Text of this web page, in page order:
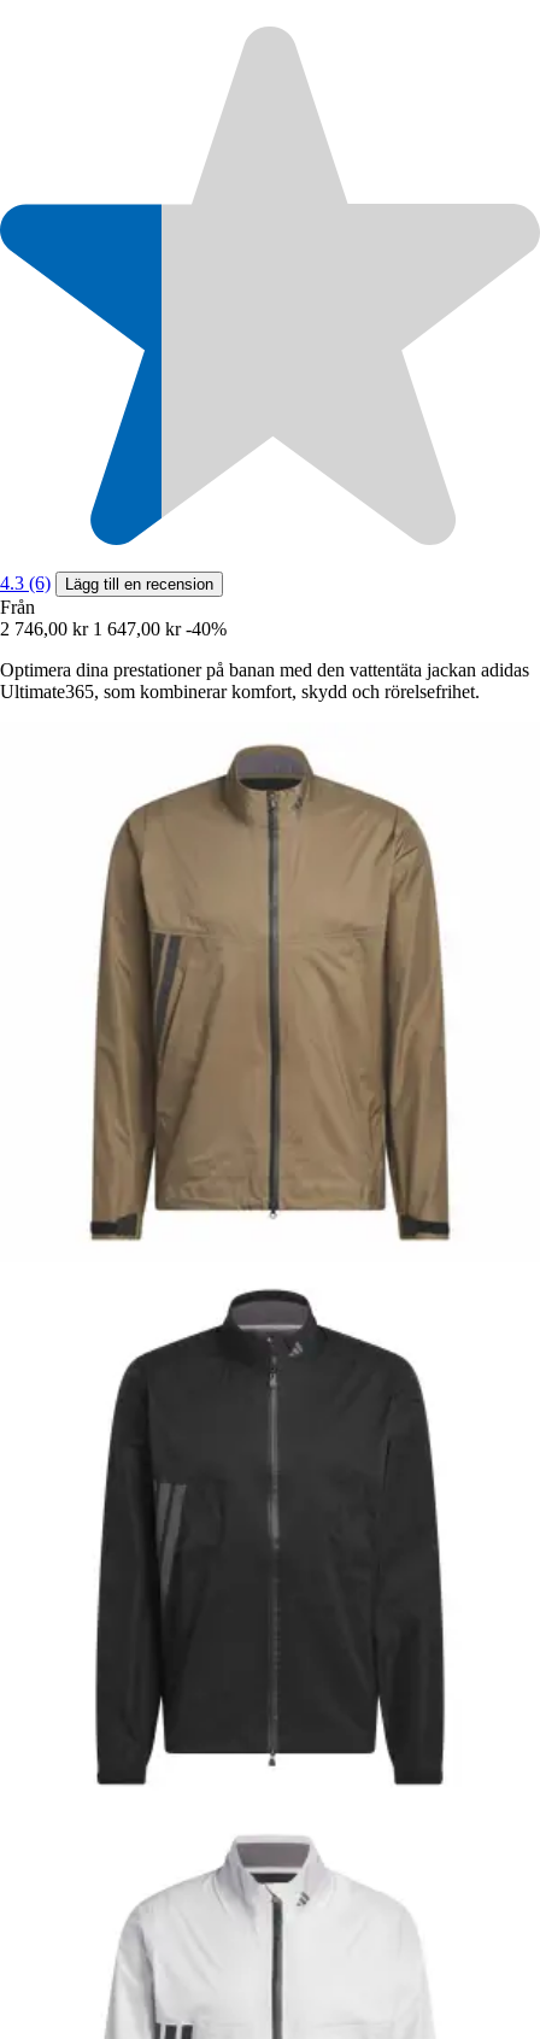
4.3 (6) Lägg till en recension
Från
2 746,00 kr 1 647,00 kr -40%
Optimera dina prestationer på banan med den vattentäta jackan adidas
Ultimate365, som kombinerar komfort, skydd och rörelsefrihet.